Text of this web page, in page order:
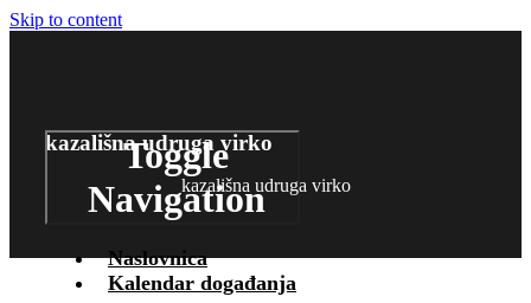
Skip to content
Toggle
Navigation
Naslovnica
Kalendar događanja
kazališna udruga virko
kazališna udruga virko